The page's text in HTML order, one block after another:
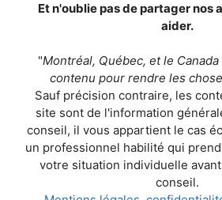
Et n'oublie pas de partager nos
aider.
"Montréal, Québec, et le
contenu pour rendre les
Sauf précision contraire, les
site sont de l'information
conseil, il vous appartient le cas
un professionnel habilité qui
votre situation individuelle
conseil.